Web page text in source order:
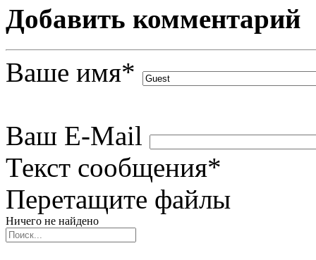
Добавить комментарий
Ваше имя*
Ваш E-Mail
Текст сообщения*
Перетащите файлы
Ничего не найдено